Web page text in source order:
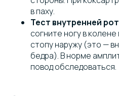
в паху.
Тест внутренней
согните ногу в
стопу наружу (это —
бедра). В норме
повод обследоваться.